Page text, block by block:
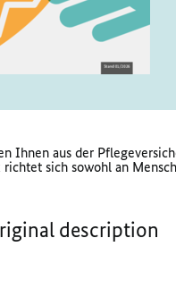
Ihnen aus der
richtet sich sowohl an
description